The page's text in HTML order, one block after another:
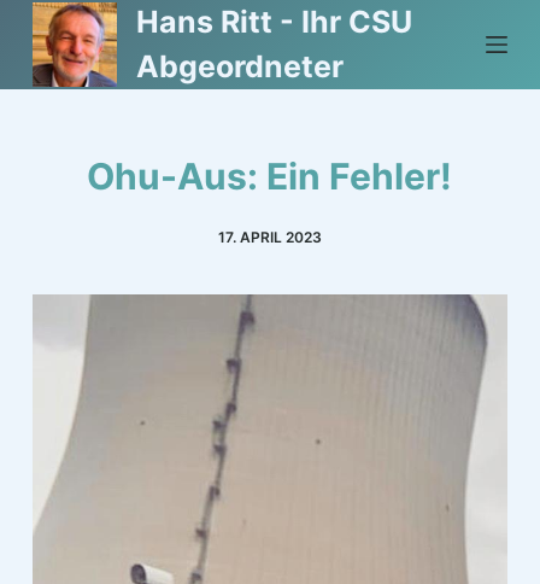
Z
u
m
n
Hans Ritt - Ihr CSU
Abgeordneter
Ohu-Aus: Ein Fehler!
17. APRIL 2023